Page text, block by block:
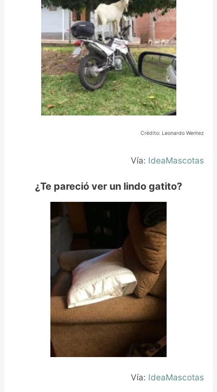
Crédito: Leonardo Wentez
Vía: IdeaMascotas
¿Te pareció ver un lindo gatito?
Vía: IdeaMascotas